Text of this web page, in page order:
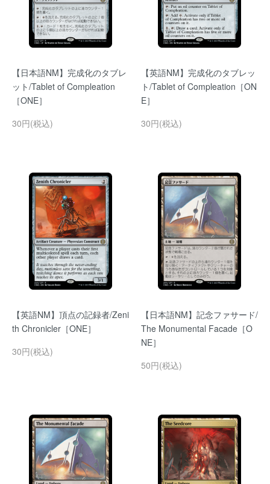
【日本語NM】完成化のタブレ
ット/Tablet of Compleation
［ONE］
30円(税込)
【英語NM】完成化のタブレッ
ト/Tablet of Compleation［ON
E］
30円(税込)
【英語NM】頂点の記録者/Zeni
th Chronicler［ONE］
30円(税込)
【日本語NM】記念ファサード/
The Monumental Facade［O
NE］
50円(税込)